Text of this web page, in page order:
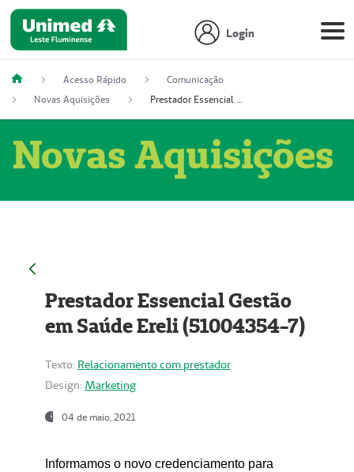
Login
Acesso Rápido
Comunicação
Novas Aquisições
Prestador Essencial Gestão em Saúde Ereli (51004354-7)
Novas Aquisições
Prestador Essencial Gestão
em Saúde Ereli (51004354-7)
Texto: Relacionamento com prestador
Design: Marketing
04 de maio, 2021
Informamos o novo credenciamento para